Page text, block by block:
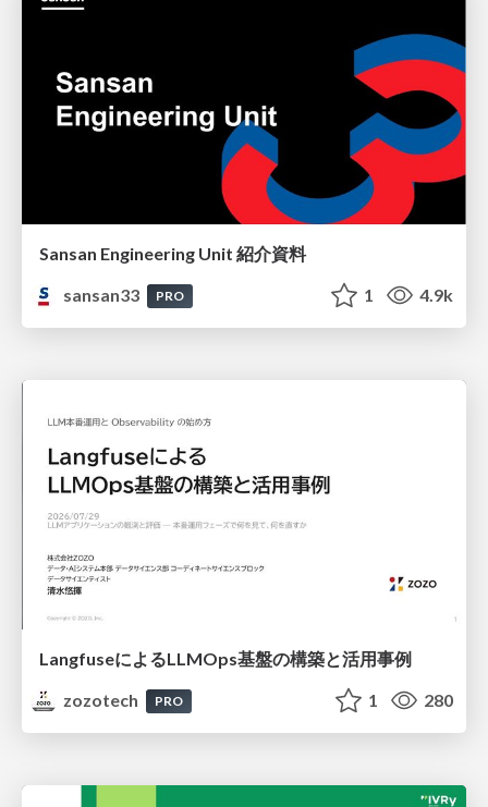
Sansan Engineering Unit 紹介資料
sansan33
PRO 1 4.9k
LangfuseによるLLMOps基盤の構築と活用事例
zozotech
PRO 1 280